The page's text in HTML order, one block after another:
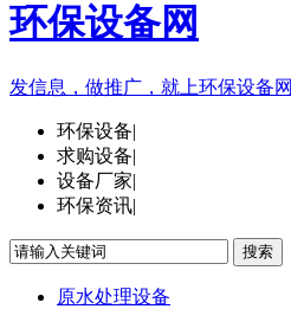
环保设备网
发信息，做推广，就上环保设备网
环保设备|
求购设备|
设备厂家|
环保资讯|
搜索
原水处理设备